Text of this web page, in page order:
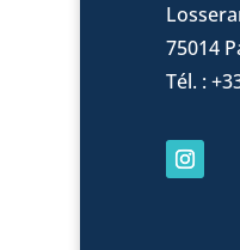
75014
Tél. :